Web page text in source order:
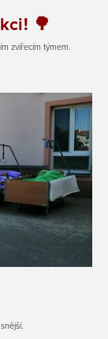
🌳
zvířecím týmem.